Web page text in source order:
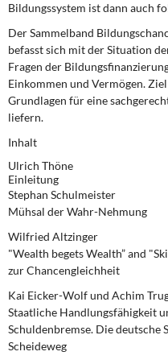
Rosa-Luxemburg-
Über mich
Kontakt
Bildungssystem ist dann auch
Der Sammelband
befasst sich mit der Situation
Fragen der
Einkommen und Vermögen.
Grundlagen für eine
liefern.
Inhalt
Ulrich Thöne
Einleitung
Stephan Schulmeister
Mühsal der Wahr-Nehmung
Wilfried Altzinger
"Wealth begets Wealth” and
zur Chancengleichheit
Kai Eicker-Wolf und Achim
Staatliche Handlungsfähigkeit
Schuldenbremse. Die deutsche
Scheideweg